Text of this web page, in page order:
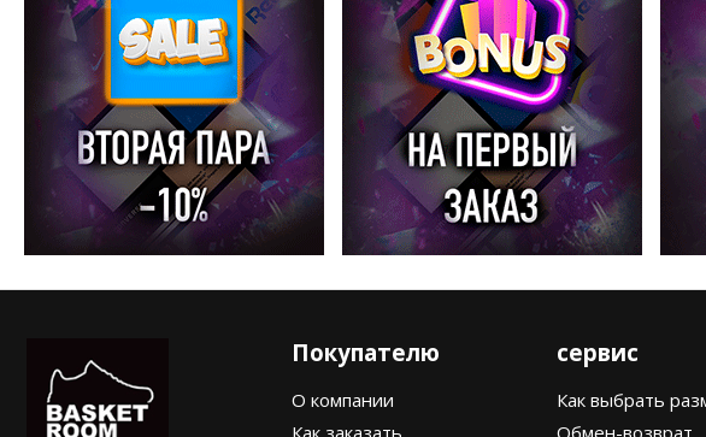
Покупателю
О компании
Как заказать
сервис
Как выбрать
Обмен-возврат